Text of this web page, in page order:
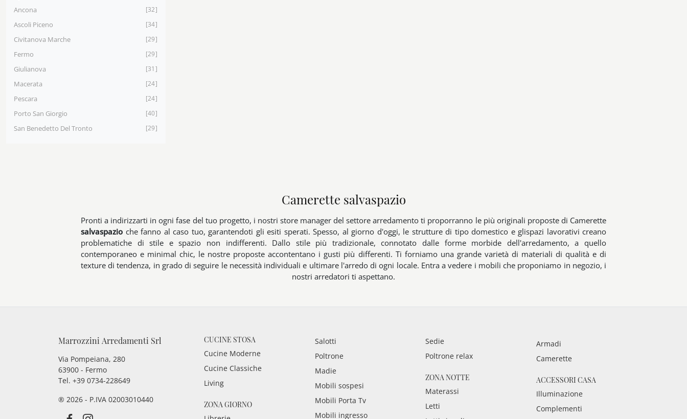
Ancona 32
Ascoli Piceno 34
Civitanova Marche 29
Fermo 29
Giulianova 31
Macerata 24
Pescara 24
Porto San Giorgio 40
San Benedetto Del Tronto 29
Camerette salvaspazio
Pronti a indirizzarti in ogni fase del tuo progetto, i nostri store manager del settore arredamento ti proporranno le più originali proposte di Camerette
salvaspazio che fanno al caso tuo, garantendoti gli esiti sperati. Spesso, al giorno d'oggi, le strutture di tipo domestico e glispazi lavorativi creano
problematiche di stile e spazio non indifferenti. Dallo stile più tradizionale, connotato dalle forme morbide dell'arredamento, a quello
contemporaneo e minimal chic, le nostre proposte accontentano i gusti più differenti. Ti forniamo una grande varietà di materiali di qualità e di
texture di tendenza, in grado di seguire le necessità individuali e ultimare l'arredo di ogni locale. Entra a vedere i mobili che proponiamo in negozio, i
nostri arredatori ti aspettano.
Marrozzini Arredamenti Srl
Via Pompeiana, 280
63900 - Fermo
Tel. +39 0734-228649
® 2026 - P.IVA 02003010440
CUCINE STOSA
Cucine Moderne
Cucine Classiche
Living
ZONA GIORNO
Salotti
Poltrone
Madie
Mobili sospesi
Mobili Porta Tv
Mobili ingresso
Sedie
Poltrone relax
ZONA NOTTE
Materassi
Letti
Armadi
Camerette
ACCESSORI CASA
Illuminazione
Complementi